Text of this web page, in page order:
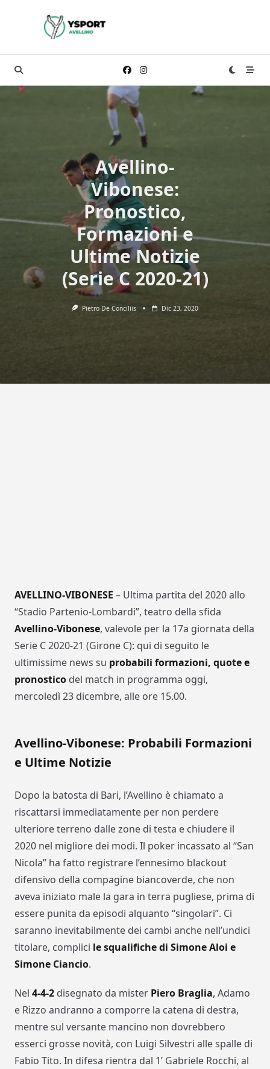
Avellino-
Vibonese:
Pronostico,
Formazioni e
Ultime Notizie
(Serie C 2020-21)
Pietro De Conciliis Dic 23, 2020
AVELLINO-VIBONESE – Ultima partita del 2020 allo
“Stadio Partenio-Lombardi”, teatro della sfida
Avellino-Vibonese, valevole per la 17a giornata della
Serie C 2020-21 (Girone C): qui di seguito le
ultimissime news su probabili formazioni, quote e
pronostico del match in programma oggi,
mercoledì 23 dicembre, alle ore 15.00.
Avellino-Vibonese: Probabili Formazioni
e Ultime Notizie
Dopo la batosta di Bari, l’Avellino è chiamato a
riscattarsi immediatamente per non perdere
ulteriore terreno dalle zone di testa e chiudere il
2020 nel migliore dei modi. Il poker incassato al “San
Nicola” ha fatto registrare l’ennesimo blackout
difensivo della compagine biancoverde, che non
aveva iniziato male la gara in terra pugliese, prima di
essere punita da episodi alquanto “singolari”. Ci
saranno inevitabilmente dei cambi anche nell’undici
titolare, complici le squalifiche di Simone Aloi e
Simone Ciancio.
Nel 4-4-2 disegnato da mister Piero Braglia, Adamo
e Rizzo andranno a comporre la catena di destra,
mentre sul versante mancino non dovrebbero
esserci grosse novità, con Luigi Silvestri alle spalle di
Fabio Tito. In difesa rientra dal 1’ Gabriele Rocchi, al